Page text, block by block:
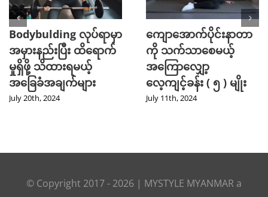
Bodybulding လုပ်ရာမှာ
အမှားနည်းပြီး ထိရောက်
မှုရှိဖို့ သိထားရမယ့်
အခြေခံအချက်များ
July 20th, 2024
ကျောအောက်ပိုင်းနာတာ
ကို သက်သာစေမယ့်
အကြောလျှော့
လေ့ကျင့်ခန်း ( ၅ ) မျိုး
July 11th, 2024
© Copyright 2017 - 2026 | MYSTYLE MYANMAR a